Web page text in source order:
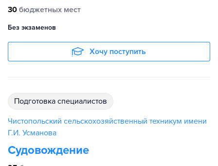
30 бюджетных мест
Без экзаменов
Хочу поступить
подготовка специалистов
Чистопольский сельскохозяйственный техникум имени
Г.И. Усманова
Судовождение